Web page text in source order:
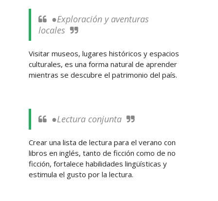
●Exploración y aventuras
locales
Visitar museos, lugares históricos y espacios
culturales, es una forma natural de aprender
mientras se descubre el patrimonio del país.
●Lectura conjunta
Crear una lista de lectura para el verano con
libros en inglés, tanto de ficción como de no
ficción, fortalece habilidades lingüísticas y
estimula el gusto por la lectura.